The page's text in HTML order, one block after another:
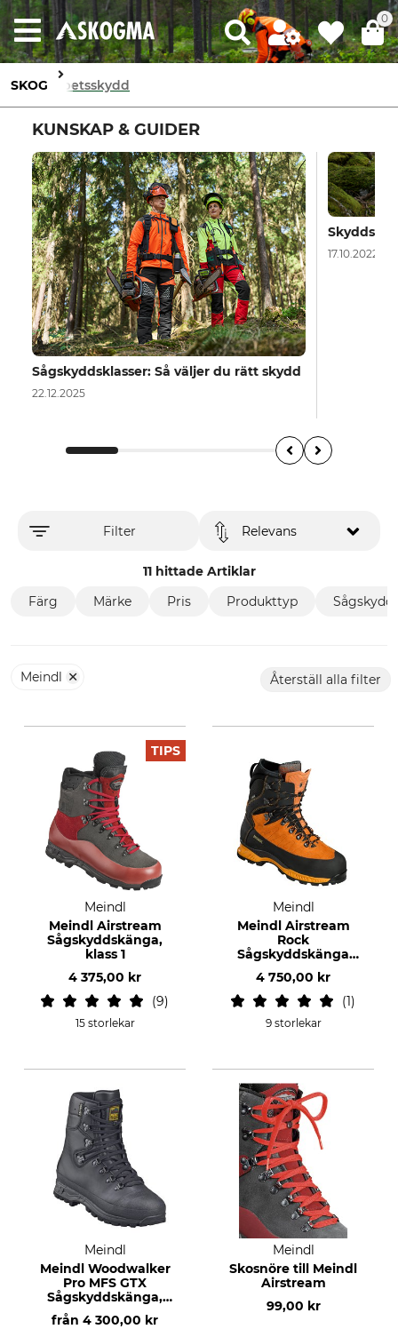
0
SKOG Arbetsskydd
KUNSKAP & GUIDER
Sågskyddsklasser: Så väljer du rätt skydd
22.12.2025
17.10.2022
Filter
11 hittade Artiklar
Relevans
Färg Märke Pris Produkttyp
Meindl Återställ alla filter
TIPS
Meindl
Meindl Airstream
Sågskyddskänga,
klass 1
4 375,00 kr
9
15 storlekar
Meindl
Meindl Airstream
Rock
Sågskyddskänga
4 750,00 kr
1
9 storlekar
Meindl
Meindl Woodwalker
Pro MFS GTX
Sågskyddskänga,
från 4 300,00 kr
Meindl
Skosnöre till Meindl
Airstream
99,00 kr